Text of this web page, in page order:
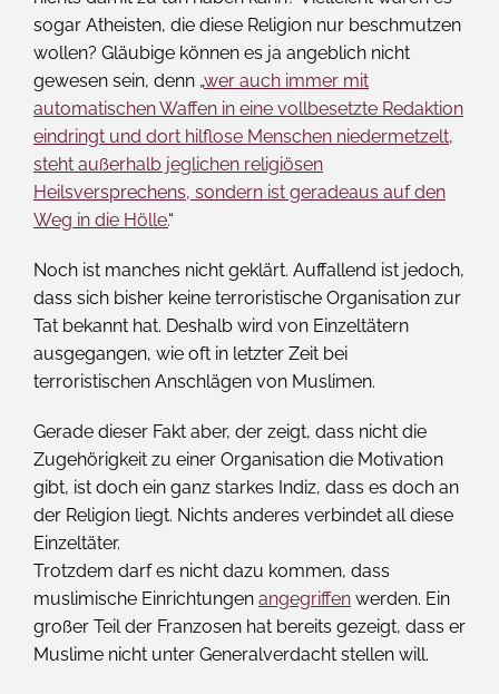
sogar Atheisten, die diese Religion nur beschmutzen
wollen? Gläubige können es ja angeblich nicht
gewesen sein, denn „wer auch immer mit
automatischen Waffen in eine vollbesetzte Redaktion
eindringt und dort hilflose Menschen niedermetzelt,
steht außerhalb jeglichen religiösen
Heilsversprechens, sondern ist geradeaus auf den
Weg in die Hölle.“
Noch ist manches nicht geklärt. Auffallend ist jedoch,
dass sich bisher keine terroristische Organisation zur
Tat bekannt hat. Deshalb wird von Einzeltätern
ausgegangen, wie oft in letzter Zeit bei
terroristischen Anschlägen von Muslimen.
Gerade dieser Fakt aber, der zeigt, dass nicht die
Zugehörigkeit zu einer Organisation die Motivation
gibt, ist doch ein ganz starkes Indiz, dass es doch an
der Religion liegt. Nichts anderes verbindet all diese
Einzeltäter.
Trotzdem darf es nicht dazu kommen, dass
muslimische Einrichtungen angegriffen werden. Ein
großer Teil der Franzosen hat bereits gezeigt, dass er
Muslime nicht unter Generalverdacht stellen will.